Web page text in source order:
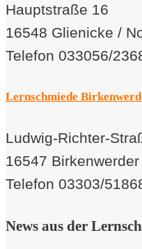
Hauptstraße 16
16548 Glienicke /
Telefon 033056/
Lernschmiede
Ludwig-Richter-
16547 Birkenwerder
Telefon 03303/
News aus der